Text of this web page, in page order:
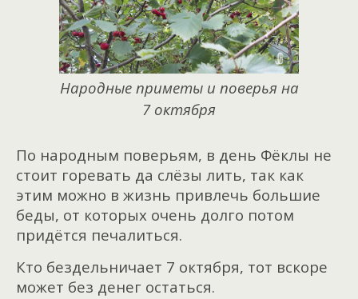
Народные приметы и поверья на
7 октября
По народным поверьям, в день Фёклы не
стоит горевать да слёзы лить, так как
этим можно в жизнь привлечь большие
беды, от которых очень долго потом
придётся печалиться.
Кто бездельничает 7 октября, тот вскоре
может без денег остаться.